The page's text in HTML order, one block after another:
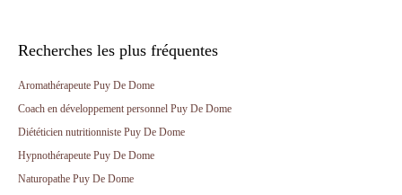
Recherches les plus fréquentes
Aromathérapeute Puy De Dome
Coach en développement personnel Puy De Dome
Diététicien nutritionniste Puy De Dome
Hypnothérapeute Puy De Dome
Naturopathe Puy De Dome